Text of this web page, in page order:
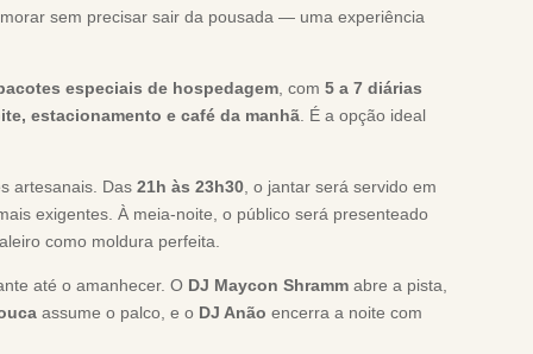
sem precisar sair da pousada — uma experiência
especiais de hospedagem, com 5 a 7 diárias
estacionamento e café da manhã. É a opção ideal
artesanais. Das 21h às 23h30, o jantar será servido em
exigentes. À meia-noite, o público será presenteado
como moldura perfeita.
até o amanhecer. O DJ Maycon Shrammabre a pista,
assume o palco, e o DJ Anão encerra a noite com